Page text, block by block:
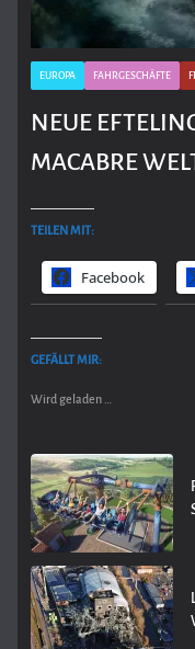
EUROPA FAHRGESCHÄFTE
NEUE
MACABRE
TEILEN MIT:
Facebook
GEFÄLLT MIR:
Wird geladen …